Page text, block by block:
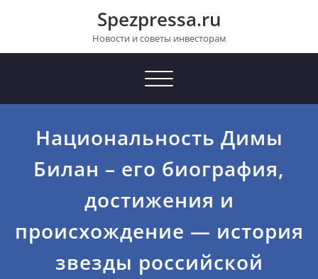
Spezpressa.ru
Новости и советы инвесторам
Toggle
Национальность Димы
Билан – его биография,
достижения и
происхождение — история
звезды российской